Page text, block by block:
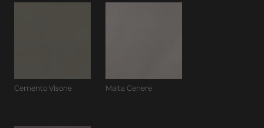
Cemento Visone Malta Cenere